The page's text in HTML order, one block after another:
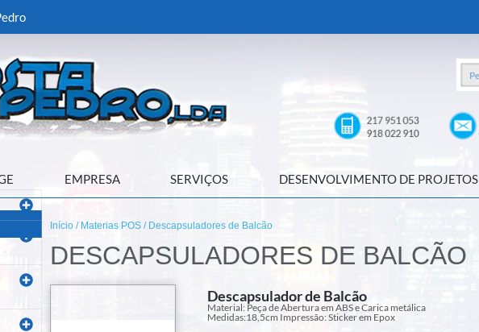
EMPRESA SERVIÇOS DESENVOLVIMENTO DE PROJETOS
Início / Materias POS / Descapsuladores de Balcão
DESCAPSULADORES DE BALCÃO
Descapsulador de Balcão
Material: Peça de Abertura em ABS e Carica metálica
Medidas:18,5cm Impressão: Sticker em Epox